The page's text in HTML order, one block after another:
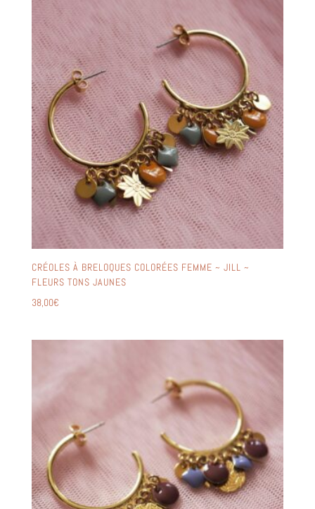
CRÉOLES À BRELOQUES COLORÉES FEMME ~ JILL ~
FLEURS TONS JAUNES
38,00€